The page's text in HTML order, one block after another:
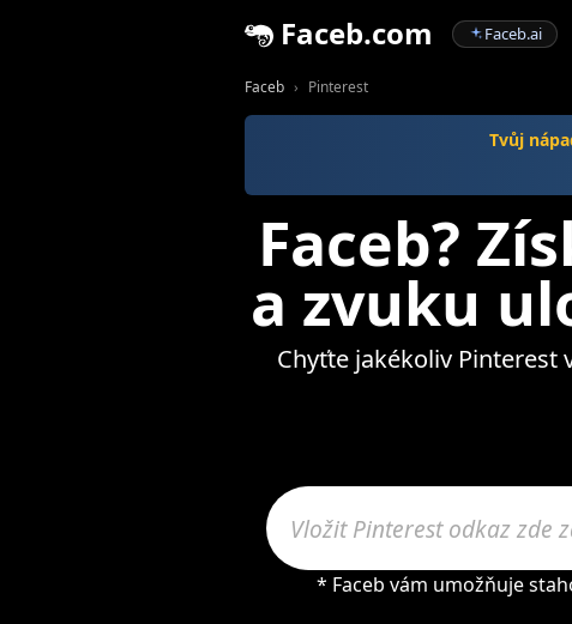
Faceb.com Faceb.ai
Faceb Pinterest
Tvůj
Faceb?
a zvuku
Chyťte jakékoliv Pinterest
* Faceb vám umožňuje